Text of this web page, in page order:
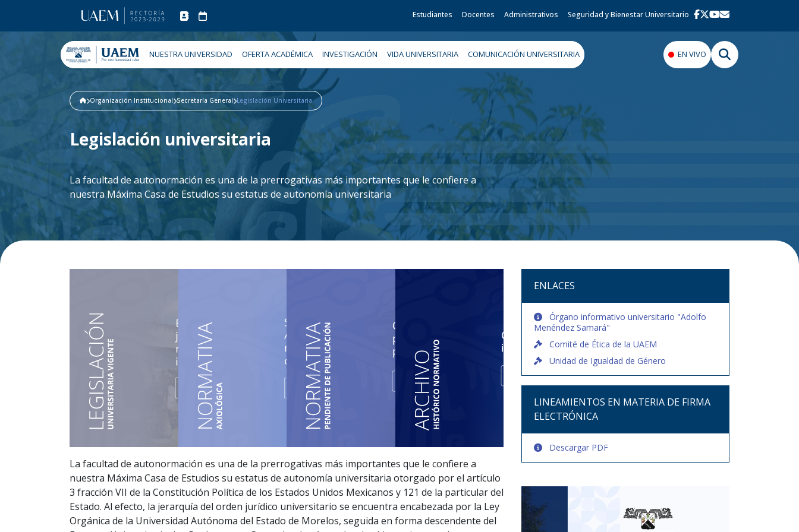
Estudiantes Docentes Administrativos Seguridad y Bienestar Universitario
NUESTRA UNIVERSIDAD OFERTA ACADÉMICA INVESTIGACIÓN VIDA UNIVERSITARIA COMUNICACIÓN UNIVERSITARIA EN VIVO
Organización Institucional Secretaría General Legislación Universitaria
Legislación universitaria
La facultad de autonormación es una de la prerrogativas más importantes que le confiere a
nuestra Máxima Casa de Estudios su estatus de autonomía universitaria
La facultad de autonormación es una de la prerrogativas más importantes que le confiere a
nuestra Máxima Casa de Estudios su estatus de autonomía universitaria otorgado por el artículo
3 fracción VII de la Constitución Política de los Estados Unidos Mexicanos y 121 de la particular del
Estado. Al efecto, la jerarquía del orden jurídico universitario se encuentra encabezada por la Ley
Orgánica de la Universidad Autónoma del Estado de Morelos, seguida en forma descendente del
ENLACES
Órgano informativo universitario "Adolfo
Menéndez Samará"
Comité de Ética de la UAEM
Unidad de Igualdad de Género
LINEAMIENTOS EN MATERIA DE FIRMA
ELECTRÓNICA
Descargar PDF